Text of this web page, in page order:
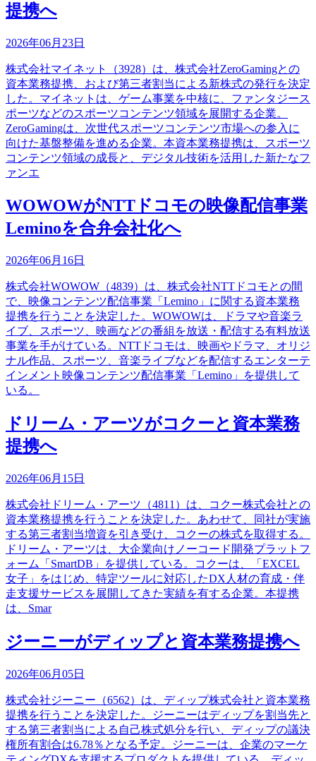
提携へ
2026年06月23日
株式会社マイネット（3928）は、株式会社ZeroGamingとの
資本業務提携、および第三者割当による新株式の発行を決定
した。マイネットは、ゲーム事業を中核に、ファンタジース
ポーツなどのスポーツコンテンツ領域を展開する企業。
ZeroGamingは、次世代スポーツコンテンツ市場への参入に
向けた基盤整備を進める企業。本資本業務提携は、スポーツ
コンテンツ領域の成長と、デジタル技術を活用した新たなフ
ァンエ
WOWOWがNTTドコモの映像配信事業
Leminoを合弁会社化へ
2026年06月16日
株式会社WOWOW（4839）は、株式会社NTTドコモとの間
で、映像コンテンツ配信事業「Lemino」に関する資本業務
提携を行うことを決定した。WOWOWは、ドラマや音楽ラ
イブ、スポーツ、映画などの番組を放送・配信する有料放送
事業を手がけている。NTTドコモは、映画やドラマ、オリジ
ナル作品、スポーツ、音楽ライブなどを配信するエンターテ
インメント映像コンテンツ配信事業「Lemino」を提供して
いる。
ドリーム・アーツがコクーと資本業務
提携へ
2026年06月15日
株式会社ドリーム・アーツ（4811）は、コクー株式会社との
資本業務提携を行うことを決定した。あわせて、同社が実施
する第三者割当増資を引き受け、コクーの株式を取得する。
ドリーム・アーツは、大企業向けノーコード開発プラットフ
ォーム「SmartDB」を提供している。コクーは、「EXCEL
女子」をはじめ、特定ツールに対応したDX人材の育成・伴
走支援サービスを展開してきた実績を有する企業。本提携
は、Smar
ジーニーがディップと資本業務提携へ
2026年06月05日
株式会社ジーニー（6562）は、ディップ株式会社と資本業務
提携を行うことを決定した。ジーニーはディップを割当先と
する第三者割当による自己株式処分を行い、ディップの議決
権所有割合は6.78％となる予定。ジーニーは、企業のマーケ